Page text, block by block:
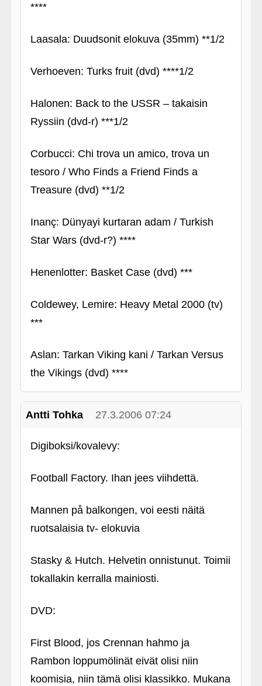
****
Laasala: Duudsonit elokuva (35mm) **1/2
Verhoeven: Turks fruit (dvd) ****1/2
Halonen: Back to the USSR – takaisin
Ryssiin (dvd-r) ***1/2
Corbucci: Chi trova un amico, trova un
tesoro / Who Finds a Friend Finds a
Treasure (dvd) **1/2
Inanç: Dünyayi kurtaran adam / Turkish
Star Wars (dvd-r?) ****
Henenlotter: Basket Case (dvd) ***
Coldewey, Lemire: Heavy Metal 2000 (tv)
***
Aslan: Tarkan Viking kani / Tarkan Versus
the Vikings (dvd) ****
Antti Tohka 27.3.2006 07:24
Digiboksi/kovalevy:
Football Factory. Ihan jees viihdettä.
Mannen på balkongen, voi eesti näitä
ruotsalaisia tv- elokuvia
Stasky & Hutch. Helvetin onnistunut. Toimii
tokallakin kerralla mainiosti.
DVD:
First Blood, jos Crennan hahmo ja
Rambon loppumölinät eivät olisi niin
koomisia, niin tämä olisi klassikko. Mukana